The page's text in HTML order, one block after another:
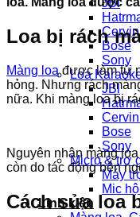
JBl
Bose
Sony
Loa
JBl
Bose
Sony
Micro & trợ
Máy
Mic
Linh kiện
Loa bị rách
Màng loađược làm từ
hỏng. Nhưng rách
nữa. Khi màng loa bị
Nguyên nhân màng
còn do tác động bên
Cách sửa loa